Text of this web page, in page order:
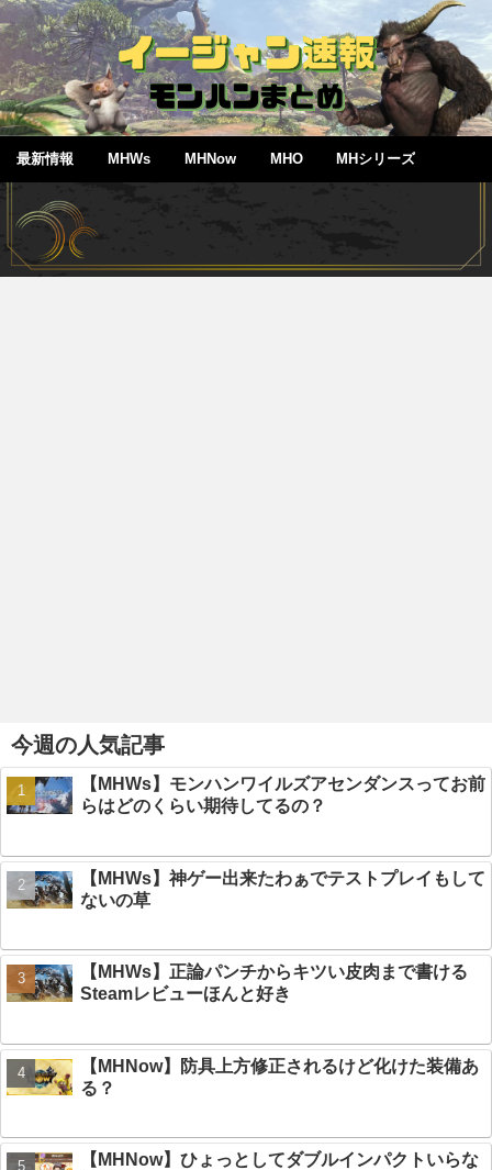
最新情報 MHWs MHNow MHO MHシリーズ
今週の人気記事
【MHWs】モンハンワイルズアセンダンスってお前
らはどのくらい期待してるの？
【MHWs】神ゲー出来たわぁでテストプレイもして
ないの草
【MHWs】正論パンチからキツい皮肉まで書ける
Steamレビューほんと好き
【MHNow】防具上方修正されるけど化けた装備あ
る？
【MHNow】ひょっとしてダブルインパクトいらな